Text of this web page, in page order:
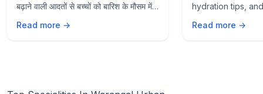
बढ़ाने वाली आदतों से बच्चों को बारिश के मौसम में
Read more →
hydration tips,
growth,
Read more →